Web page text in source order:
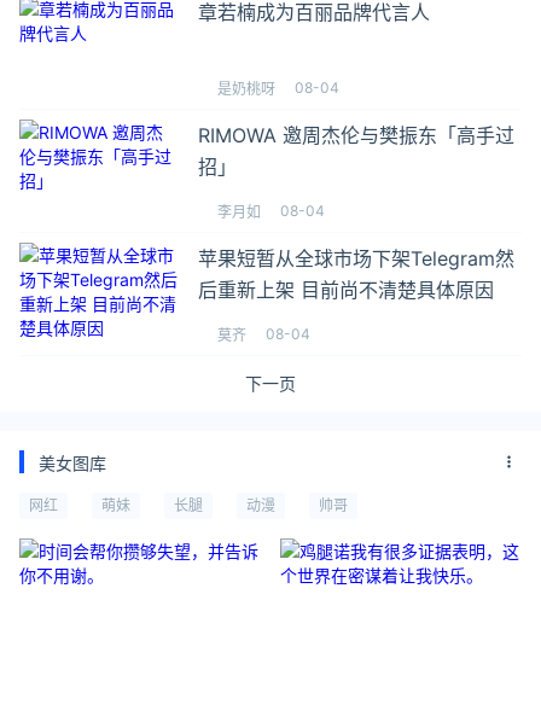
章若楠成为百丽品牌代言人
是奶桃呀 08-04
RIMOWA 邀周杰伦与樊振东「高手过
招」
李月如 08-04
苹果短暂从全球市场下架Telegram然
后重新上架 目前尚不清楚具体原因
莫齐 08-04
下一页
美女图库
网红 萌妹 长腿 动漫 帅哥